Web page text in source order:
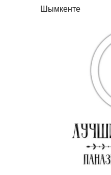
Шымкенте